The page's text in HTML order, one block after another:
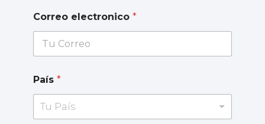
Correo electronico *
País *
Tu País